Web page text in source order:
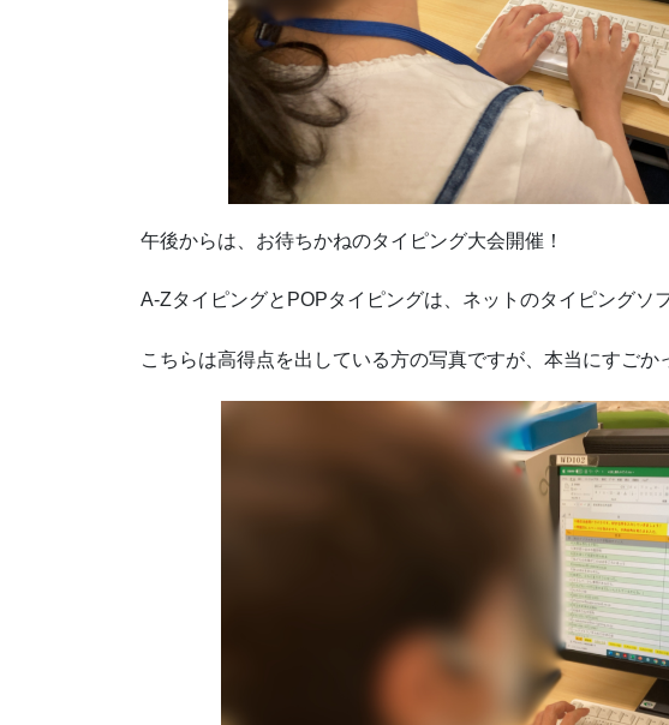
午後からは、お待ちかねのタイピング大会開催！
A-ZタイピングとPOPタイピングは、ネットのタイピングソ
こちらは高得点を出している方の写真ですが、本当にすごか